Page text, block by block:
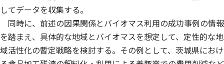
してデータを収集する。
同時に、前述の因果関係とバイオマス利用の成功事例の情報
を踏まえ、具体的な地域とバイオマスを想定して、定性的な地
域活性化の暫定戦略を検討する。その例として、茨城県におけ